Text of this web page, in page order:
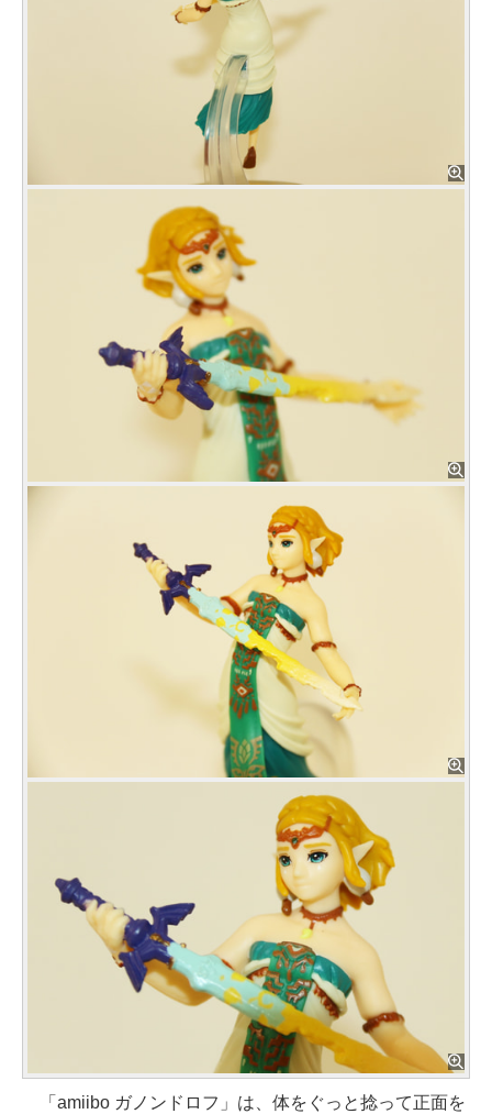
「amiibo ガノンドロフ」は、体をぐっと捻って正面を